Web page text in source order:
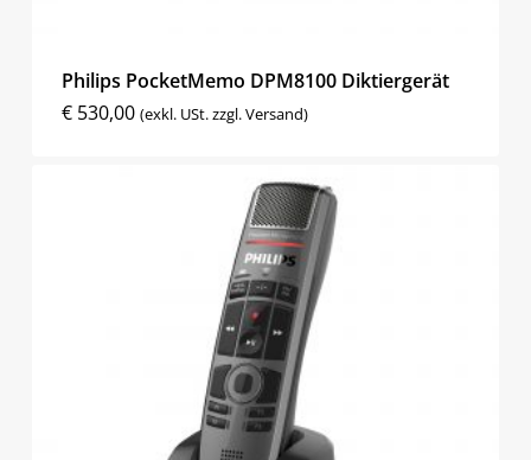
Philips PocketMemo DPM8100 Diktiergerät
€530,00 (exkl. USt. zzgl. Versand)